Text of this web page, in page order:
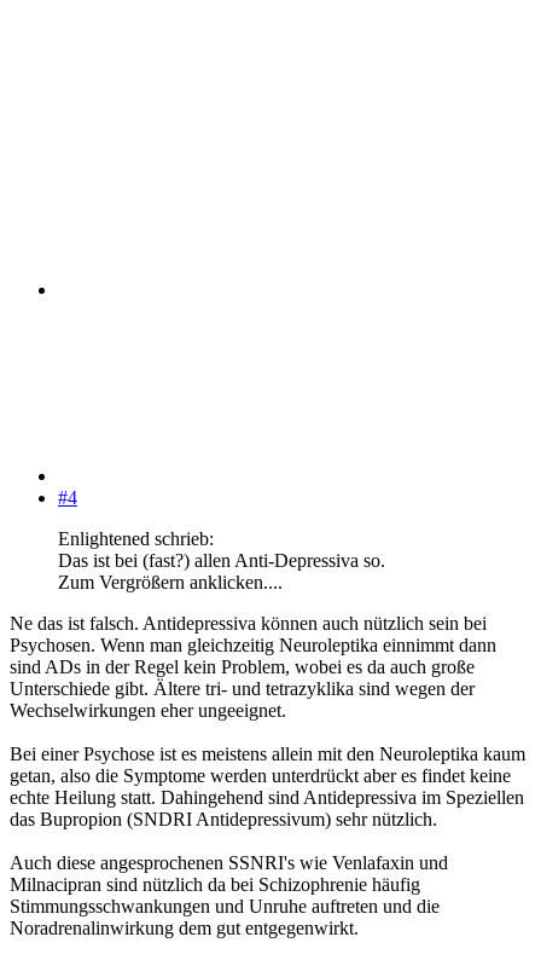
#4
Enlightened schrieb:
Das ist bei (fast?) allen Anti-Depressiva so.
Zum Vergrößern anklicken....
Ne das ist falsch. Antidepressiva können auch nützlich sein bei
Psychosen. Wenn man gleichzeitig Neuroleptika einnimmt dann
sind ADs in der Regel kein Problem, wobei es da auch große
Unterschiede gibt. Ältere tri- und tetrazyklika sind wegen der
Wechselwirkungen eher ungeeignet.
Bei einer Psychose ist es meistens allein mit den Neuroleptika kaum
getan, also die Symptome werden unterdrückt aber es findet keine
echte Heilung statt. Dahingehend sind Antidepressiva im Speziellen
das Bupropion (SNDRI Antidepressivum) sehr nützlich.
Auch diese angesprochenen SSNRI's wie Venlafaxin und
Milnacipran sind nützlich da bei Schizophrenie häufig
Stimmungsschwankungen und Unruhe auftreten und die
Noradrenalinwirkung dem gut entgegenwirkt.